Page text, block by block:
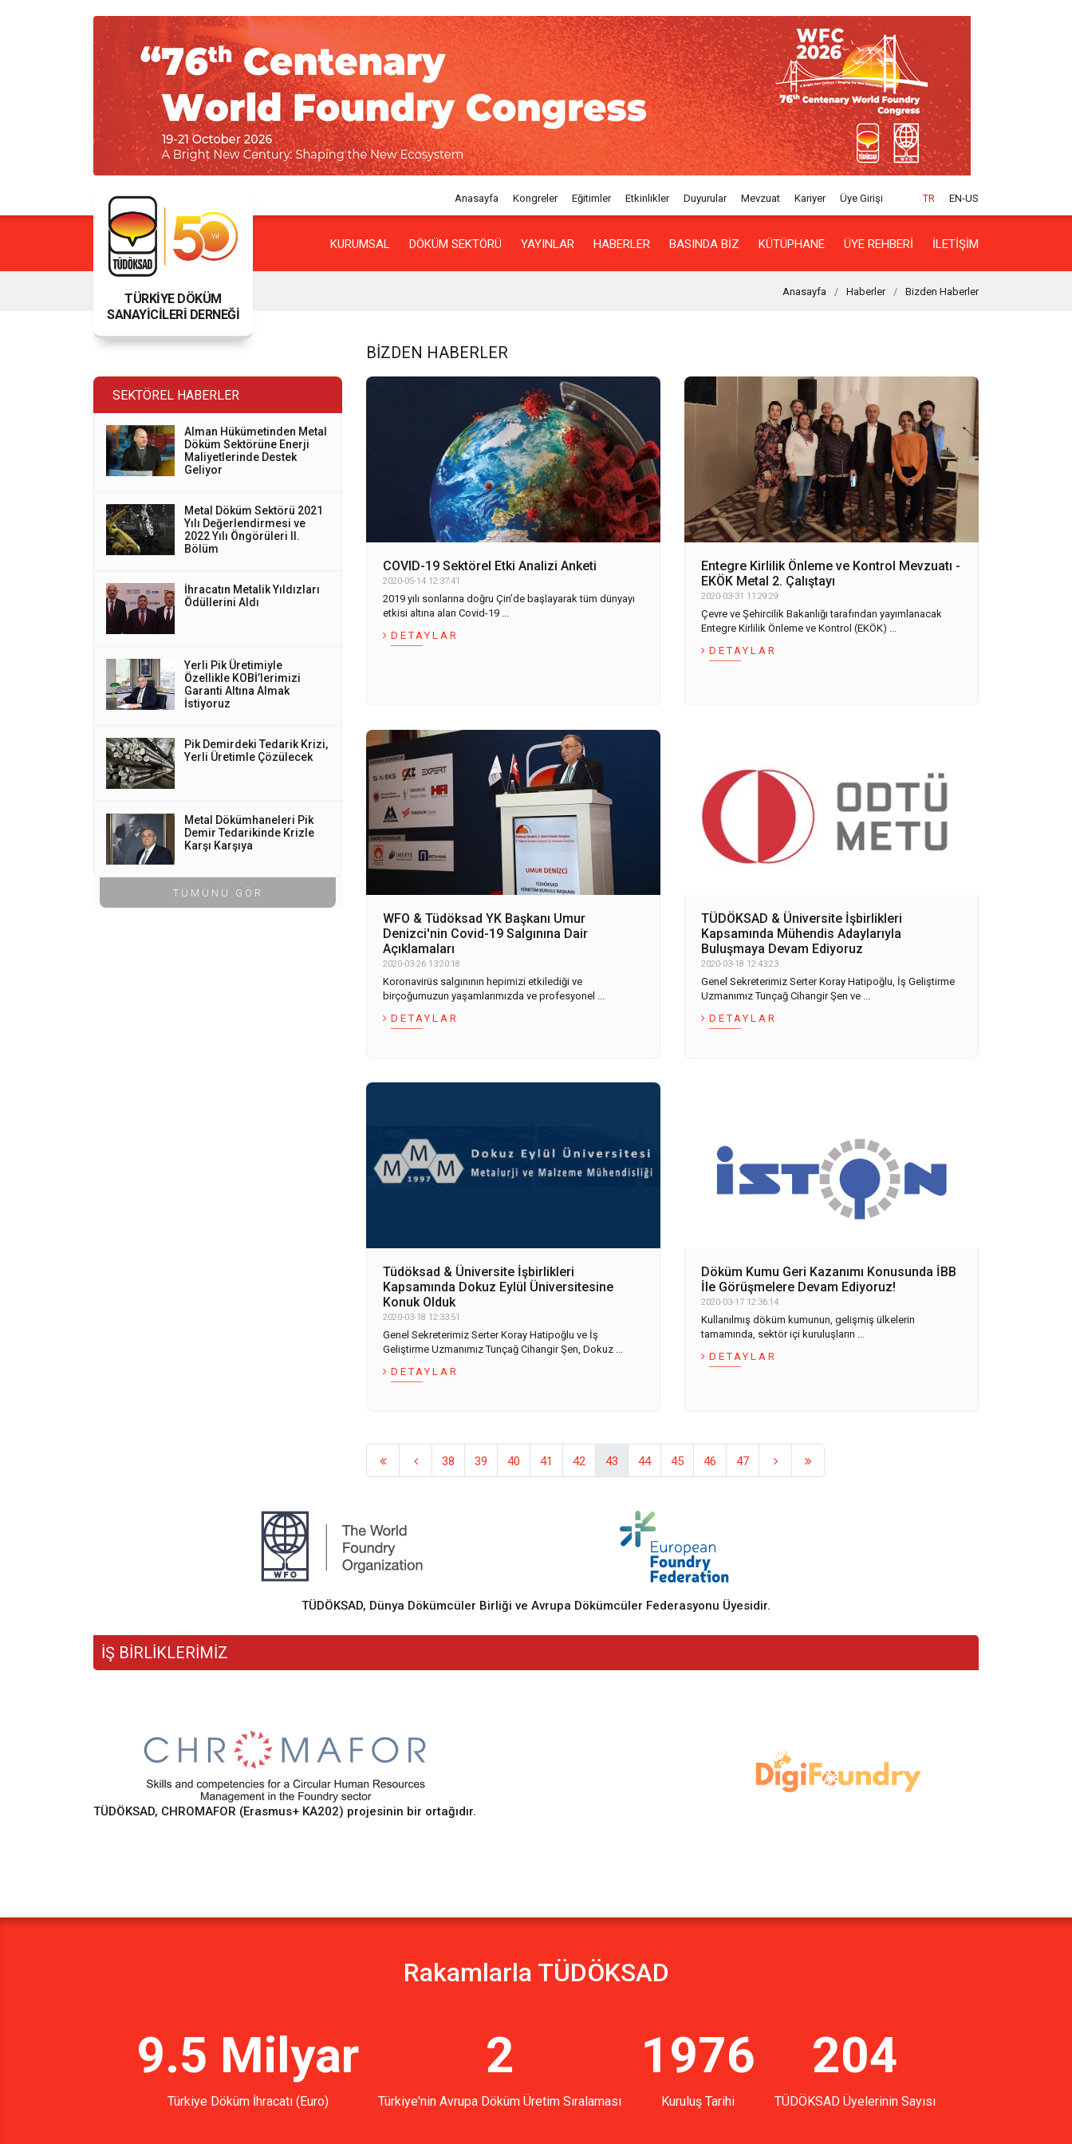
TÜRKİYE DÖKÜM
SANAYİCİLERİ DERNEĞİ
TR EN-US
Anasayfa Kongreler Eğitimler Etkinlikler Duyurular Mevzuat Kariyer Üye Girişi
KURUMSAL DÖKÜM SEKTÖRÜ YAYINLAR HABERLER BASINDA BIZ KÜTÜPHANE ÜYE REHBERI İLETIŞIM
Anasayfa Haberler Bizden Haberler
SEKTÖREL HABERLER
Alman Hükümetinden Metal
Döküm Sektörüne Enerji
Maliyetlerinde Destek
Geliyor
Metal Döküm Sektörü 2021
Yılı Değerlendirmesi ve
2022 Yılı Öngörüleri II.
Bölüm
İhracatın Metalik Yıldızları
Ödüllerini Aldı
Yerli Pik Üretimiyle
Özellikle KOBİ’lerimizi
Garanti Altına Almak
İstiyoruz
Pik Demirdeki Tedarik Krizi,
Yerli Üretimle Çözülecek
Metal Dökümhaneleri Pik
Demir Tedarikinde Krizle
Karşı Karşıya
TÜMÜNÜ GÖR
BIZDEN HABERLER
COVID-19 Sektörel Etki Analizi Anketi
2020-05-14 12:37:41
2019 yılı sonlarına doğru Çin’de başlayarak tüm dünyayı
etkisi altına alan Covid-19 ...
DETAYLAR
Entegre Kirlilik Önleme ve Kontrol Mevzuatı -
EKÖK Metal 2. Çalıştayı
2020-03-31 11:29:29
Çevre ve Şehircilik Bakanlığı tarafından yayımlanacak
Entegre Kirlilik Önleme ve Kontrol (EKÖK) ...
DETAYLAR
WFO & Tüdöksad YK Başkanı Umur
Denizci'nin Covid-19 Salgınına Dair
Açıklamaları
2020-03-26 13:20:18
Koronavirüs salgınının hepimizi etkilediği ve
birçoğumuzun yaşamlarımızda ve profesyonel ...
DETAYLAR
TÜDÖKSAD & Üniversite İşbirlikleri
Kapsamında Mühendis Adaylarıyla
Buluşmaya Devam Ediyoruz
2020-03-18 12:43:23
Genel Sekreterimiz Serter Koray Hatipoğlu, İş Geliştirme
Uzmanımız Tunçağ Cihangir Şen ve ...
DETAYLAR
Tüdöksad & Üniversite İşbirlikleri
Kapsamında Dokuz Eylül Üniversitesine
Konuk Olduk
2020-03-18 12:33:51
Genel Sekreterimiz Serter Koray Hatipoğlu ve İş
Geliştirme Uzmanımız Tunçağ Cihangir Şen, Dokuz ...
DETAYLAR
Döküm Kumu Geri Kazanımı Konusunda İBB
İle Görüşmelere Devam Ediyoruz!
2020-03-17 12:36:14
Kullanılmış döküm kumunun, gelişmiş ülkelerin
tamamında, sektör içi kuruluşların ...
DETAYLAR
38 39 40 41 42 43 44 45 46 47
TÜDÖKSAD, Dünya Dökümcüler Birliği ve Avrupa Dökümcüler Federasyonu Üyesidir.
İŞ BİRLİKLERİMİZ
TÜDÖKSAD, CHROMAFOR (Erasmus+ KA202) projesinin bir ortağıdır.
Rakamlarla TÜDÖKSAD
9.5 Milyar
Türkiye Döküm İhracatı (Euro)
2
Türkiye'nin Avrupa Döküm Üretim Sıralaması
1976
Kuruluş Tarihi
204
TÜDÖKSAD Üyelerinin Sayısı